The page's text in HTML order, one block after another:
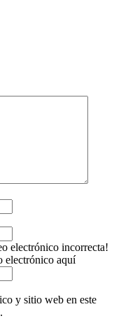
electrónico incorrecta!
electrónico aquí
y sitio web en este